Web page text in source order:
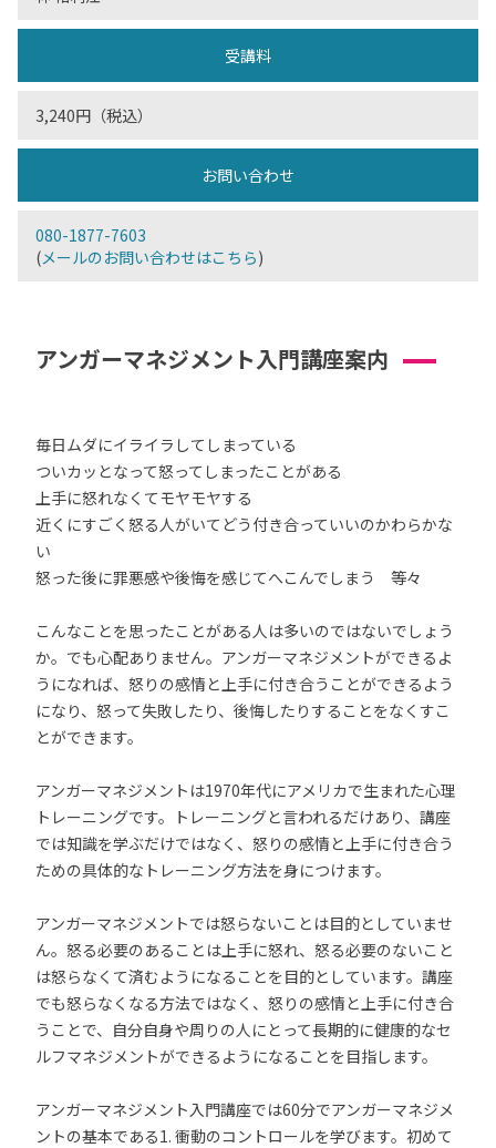
受講料
3,240円（税込）
お問い合わせ
080-1877-7603
(メールのお問い合わせはこちら)
アンガーマネジメント入門講座案内
毎日ムダにイライラしてしまっている
ついカッとなって怒ってしまったことがある
上手に怒れなくてモヤモヤする
近くにすごく怒る人がいてどう付き合っていいのかわらかな
い
怒った後に罪悪感や後悔を感じてへこんでしまう 等々
こんなことを思ったことがある人は多いのではないでしょう
か。でも心配ありません。アンガーマネジメントができるよ
うになれば、怒りの感情と上手に付き合うことができるよう
になり、怒って失敗したり、後悔したりすることをなくすこ
とができます。
アンガーマネジメントは1970年代にアメリカで生まれた心理
トレーニングです。トレーニングと言われるだけあり、講座
では知識を学ぶだけではなく、怒りの感情と上手に付き合う
ための具体的なトレーニング方法を身につけます。
アンガーマネジメントでは怒らないことは目的としていませ
ん。怒る必要のあることは上手に怒れ、怒る必要のないこと
は怒らなくて済むようになることを目的としています。講座
でも怒らなくなる方法ではなく、怒りの感情と上手に付き合
うことで、自分自身や周りの人にとって長期的に健康的なセ
ルフマネジメントができるようになることを目指します。
アンガーマネジメント入門講座では60分でアンガーマネジメ
ントの基本である1. 衝動のコントロールを学びます。初めて